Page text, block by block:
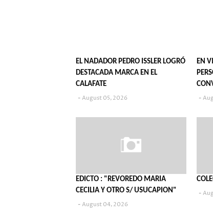
EL NADADOR PEDRO ISSLER LOGRÓ
DESTACADA MARCA EN EL
CALAFATE
August 05, 2026
EN
EDICTO : "REVOREDO MARIA
CECILIA Y OTRO S/ USUCAPION"
August 04, 2026